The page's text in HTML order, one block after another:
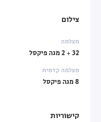
צילום
מצלמה
32 + 2 מגה פיקסל
מצלמה קדמית
8 מגה פיקסל
קישוריות